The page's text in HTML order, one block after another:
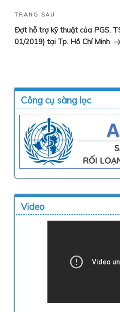
Bài
tiếp
theo
TRANG SAU
Đợt hỗ trợ kỹ thuật của PGS.
01/2019) tại Tp. Hồ Chí Minh
Công cụ sàng lọc
Video